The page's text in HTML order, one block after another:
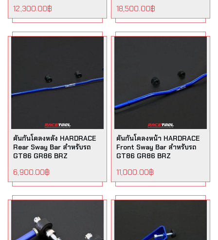
12,300.00฿ 18,500.00฿
คันกันโคลงหลัง HARDRACE
Rear Sway Bar สำหรับรถ
GT86 GR86 BRZ
6,900.00฿
คันกันโคลงหน้า HARDRACE
Front Sway Bar สำหรับรถ
GT86 GR86 BRZ
11,000.00฿